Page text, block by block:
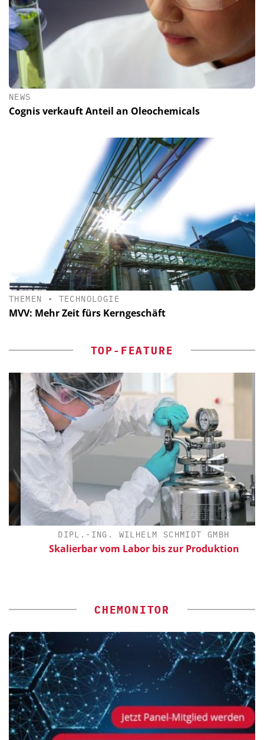
NEWS
Cognis verkauft Anteil an Oleochemicals
THEMEN • TECHNOLOGIE
MVV: Mehr Zeit fürs Kerngeschäft
TOP-FEATURE
DIPL.-ING. WILHELM SCHMIDT GMBH
Skalierbar vom Labor bis zur Produktion
CHEMONITOR